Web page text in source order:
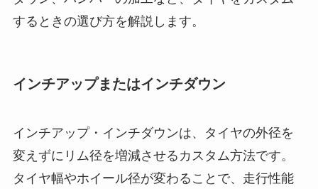
するときの選び方を解説します。
インチアップまたはインチダウン
インチアップ・インチダウンは、タイヤの外径を
変えずにリム径を増減させるカスタム方法です。
タイヤ幅やホイール径が変わることで、走行性能